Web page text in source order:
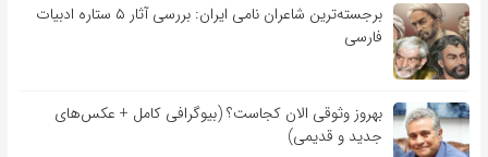
برجسته‌ترین شاعران نامی ایران: بررسی آثار ۵ ستاره ادبیات
فارسی
بهروز وثوقی الان کجاست؟ (بیوگرافی کامل + عکس‌های
جدید و قدیمی)